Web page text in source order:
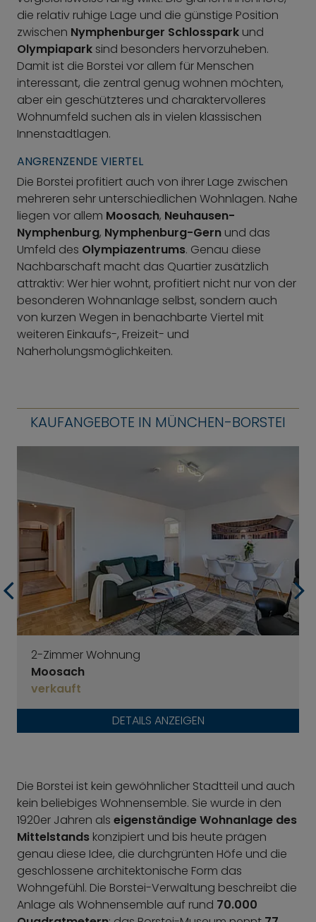
die relativ ruhige Lage und die günstige Position
zwischen Nymphenburger Schlosspark und
Olympiapark sind besonders hervorzuheben.
Damit ist die Borstei vor allem für Menschen
interessant, die zentral genug wohnen möchten,
aber ein geschützteres und charaktervolleres
Wohnumfeld suchen als in vielen klassischen
Innenstadtlagen.
ANGRENZENDE VIERTEL
Die Borstei profitiert auch von ihrer Lage zwischen
mehreren sehr unterschiedlichen Wohnlagen. Nahe
liegen vor allem Moosach, Neuhausen-
Nymphenburg, Nymphenburg-Gern und das
Umfeld des Olympiazentrums. Genau diese
Nachbarschaft macht das Quartier zusätzlich
attraktiv: Wer hier wohnt, profitiert nicht nur von der
besonderen Wohnanlage selbst, sondern auch
von kurzen Wegen in benachbarte Viertel mit
weiteren Einkaufs-, Freizeit- und
Naherholungsmöglichkeiten.
KAUFANGEBOTE IN MÜNCHEN-BORSTEI
2-Zimmer Wohnung
Moosach
verkauft
DETAILS ANZEIGEN
Die Borstei ist kein gewöhnlicher Stadtteil und auch
kein beliebiges Wohnensemble. Sie wurde in den
1920er Jahren als eigenständige Wohnanlage des
Mittelstands konzipiert und bis heute prägen
genau diese Idee, die durchgrünten Höfe und die
geschlossene architektonische Form das
Wohngefühl. Die Borstei-Verwaltung beschreibt die
Anlage als Wohnensemble auf rund 70.000